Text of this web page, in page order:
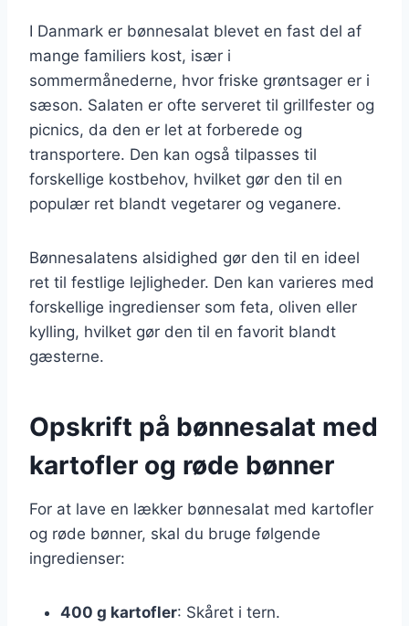
I Danmark er bønnesalat blevet en fast del af
mange familiers kost, især i
sommermånederne, hvor friske grøntsager er i
sæson. Salaten er ofte serveret til grillfester og
picnics, da den er let at forberede og
transportere. Den kan også tilpasses til
forskellige kostbehov, hvilket gør den til en
populær ret blandt vegetarer og veganere.
Bønnesalatens alsidighed gør den til en ideel
ret til festlige lejligheder. Den kan varieres med
forskellige ingredienser som feta, oliven eller
kylling, hvilket gør den til en favorit blandt
gæsterne.
Opskrift på bønnesalat med
kartofler og røde bønner
For at lave en lækker bønnesalat med kartofler
og røde bønner, skal du bruge følgende
ingredienser:
400 g kartofler: Skåret i tern.